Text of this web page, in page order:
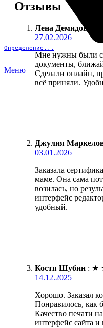
Определение...
Меню
Отзывы
Лена Демидова
27.02.2026
Мне нужны были
документы,
Сделали онлайн,
всё приняли.
Джулия
03.01.2026
Заказала
маме. Она сама
возилась, но
интерфейс
удобный.
Костя Шубин : ★
14.12.2025
Хорошо. Заказал
Понравилось, как
Качество печати
интерфейс сайта